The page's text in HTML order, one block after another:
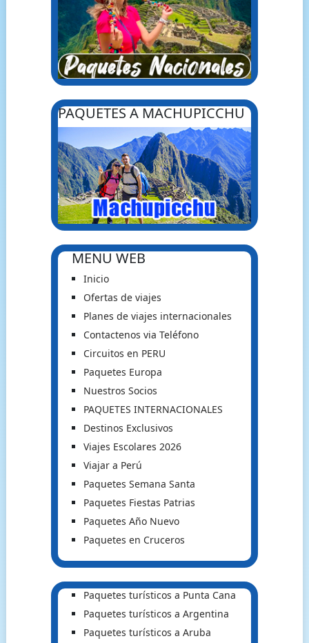
PAQUETES A MACHUPICCHU
MENU WEB
Inicio
Ofertas de viajes
Planes de viajes internacionales
Contactenos via Teléfono
Circuitos en PERU
Paquetes Europa
Nuestros Socios
PAQUETES INTERNACIONALES
Destinos Exclusivos
Viajes Escolares 2026
Viajar a Perú
Paquetes Semana Santa
Paquetes Fiestas Patrias
Paquetes Año Nuevo
Paquetes en Cruceros
Paquetes turísticos a Punta Cana
Paquetes turísticos a Argentina
Paquetes turísticos a Aruba